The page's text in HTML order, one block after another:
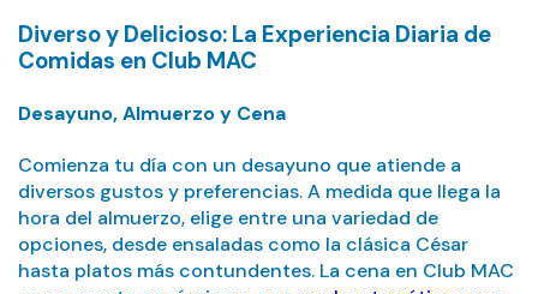
Diverso y Delicioso: La Experiencia Diaria de
Comidas en Club MAC
Desayuno, Almuerzo y Cena
Comienza tu día con un desayuno que atiende a
diversos gustos y preferencias. A medida que llega la
hora del almuerzo, elige entre una variedad de
opciones, desde ensaladas como la clásica César
hasta platos más contundentes. La cena en Club MAC